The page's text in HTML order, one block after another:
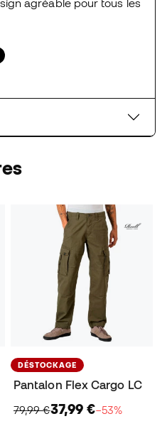
agréable pour tous les
DÉSTOCKAGE
Pantalon Flex Cargo LC
79,99 €37,99 €−53%